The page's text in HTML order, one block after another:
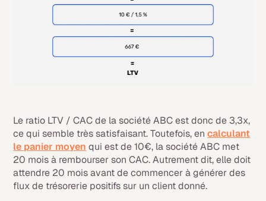
Le ratio LTV / CAC de la société ABC est donc de 3,3x,
ce qui semble très satisfaisant. Toutefois, encalculant
le panier moyen qui est de 10€, la société ABC met
20 mois à rembourser son CAC. Autrement dit, elle doit
attendre 20 mois avant de commencer à générer des
flux de trésorerie positifs sur un client donné.